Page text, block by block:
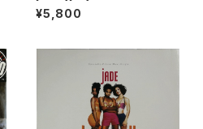
oney (Original Motion Pict
ure Soundtrack) [Perspecti
¥5,800